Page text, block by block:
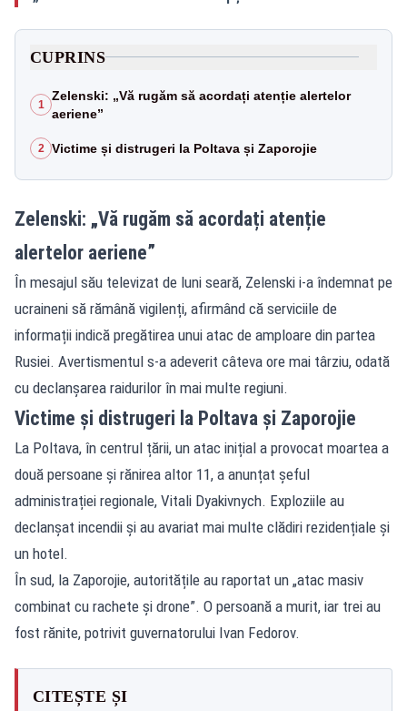
CUPRINS
1
Zelenski: „Vă rugăm să acordați atenție alertelor
aeriene”
2 Victime și distrugeri la Poltava și Zaporojie
Zelenski: „Vă rugăm să acordați atenție
alertelor aeriene”
În mesajul său televizat de luni seară, Zelenski i-a îndemnat pe
ucraineni să rămână vigilenți, afirmând că serviciile de
informații indică pregătirea unui atac de amploare din partea
Rusiei. Avertismentul s-a adeverit câteva ore mai târziu, odată
cu declanșarea raidurilor în mai multe regiuni.
Victime și distrugeri la Poltava și Zaporojie
La Poltava, în centrul țării, un atac inițial a provocat moartea a
două persoane și rănirea altor 11, a anunțat șeful
administrației regionale, Vitali Dyakivnych. Exploziile au
declanșat incendii și au avariat mai multe clădiri rezidențiale și
un hotel.
În sud, la Zaporojie, autoritățile au raportat un „atac masiv
combinat cu rachete și drone”. O persoană a murit, iar trei au
fost rănite, potrivit guvernatorului Ivan Fedorov.
CITEȘTE ȘI